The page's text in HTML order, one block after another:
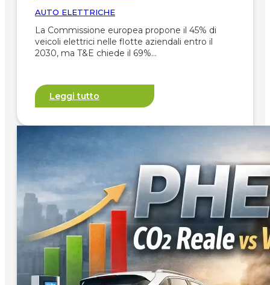
AUTO ELETTRICHE
La Commissione europea propone il 45% di
veicoli elettrici nelle flotte aziendali entro il
2030, ma T&E chiede il 69%…
Leggi tutto